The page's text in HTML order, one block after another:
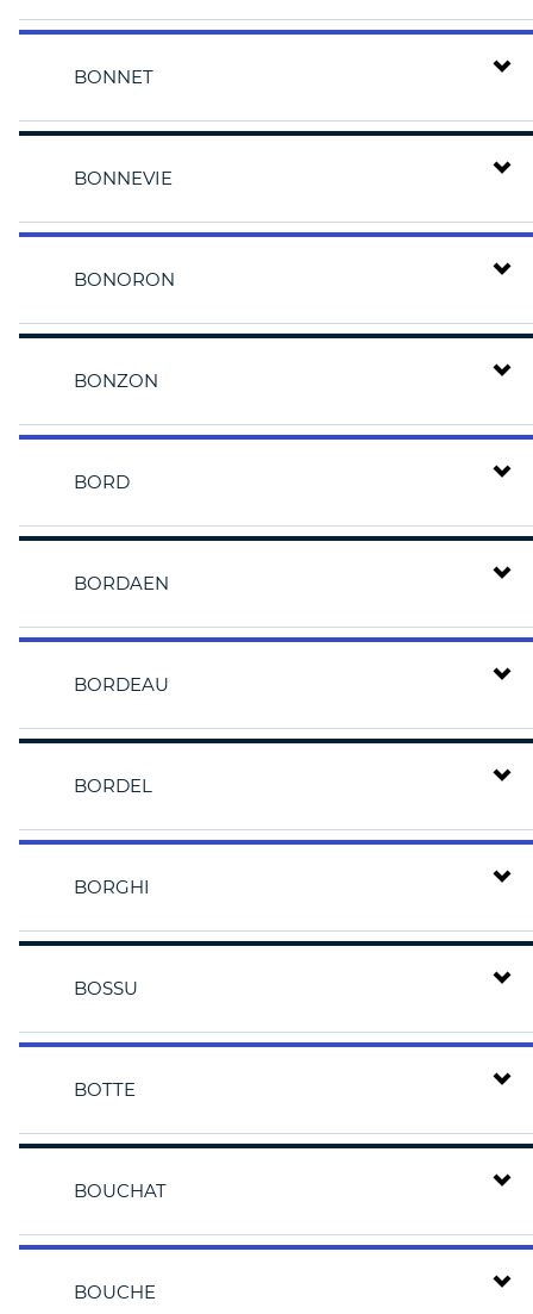
BONNET
BONNEVIE
BONORON
BONZON
BORD
BORDAEN
BORDEAU
BORDEL
BORGHI
BOSSU
BOTTE
BOUCHAT
BOUCHE